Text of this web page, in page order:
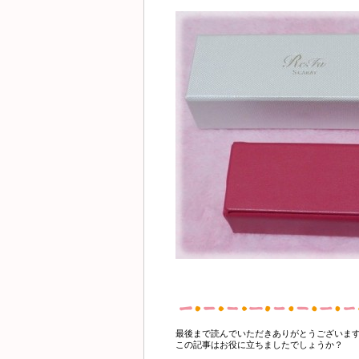
最後まで読んでいただきありがとうございま
この記事はお役に立ちましたでしょうか？